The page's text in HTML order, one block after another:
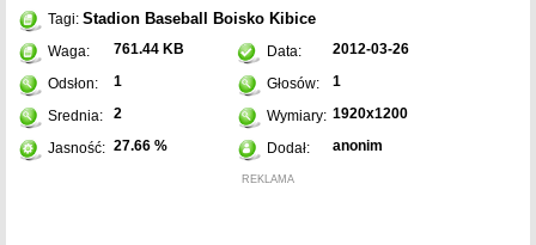
Tagi: Stadion Baseball Boisko Kibice
Waga: 761.44 KB Data: 2012-03-26
Odsłon: 1 Głosów: 1
Srednia: 2 Wymiary: 1920x1200
Jasność: 27.66 % Dodał: anonim
REKLAMA